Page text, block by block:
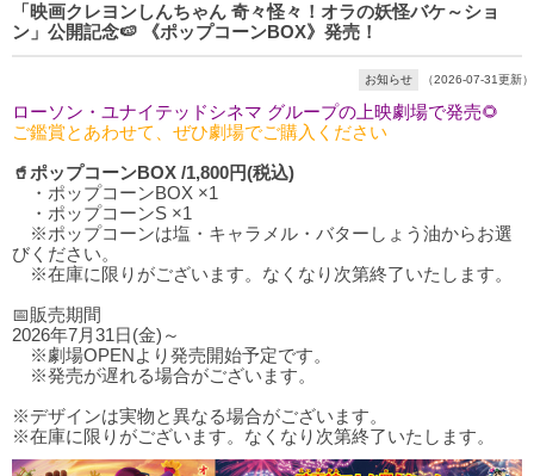
「映画クレヨンしんちゃん 奇々怪々！オラの妖怪バケ～ショ
ン」公開記念🍉 《ポップコーンBOX》発売！
お知らせ （2026-07-31更新）
ローソン・ユナイテッドシネマ グループの上映劇場で発売🌻
ご鑑賞とあわせて、ぜひ劇場でご購入ください
🥤ポップコーンBOX /1,800円(税込)
・ポップコーンBOX ×1
・ポップコーンS ×1
※ポップコーンは塩・キャラメル・バターしょう油からお選
びください。
※在庫に限りがございます。なくなり次第終了いたします。
📅販売期間
2026年7月31日(金)～
※劇場OPENより発売開始予定です。
※発売が遅れる場合がございます。
※デザインは実物と異なる場合がございます。
※在庫に限りがございます。なくなり次第終了いたします。